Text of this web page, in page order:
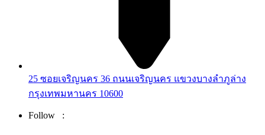
25 ซอยเจริญนคร 36 ถนนเจริญนคร แขวงบางลำภูล่าง
กรุงเทพมหานคร 10600
Follow :